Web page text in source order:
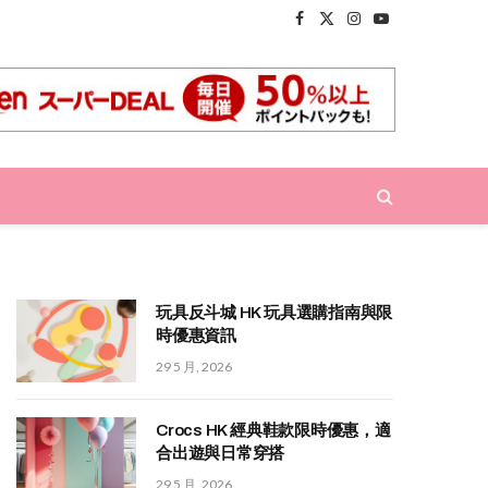
Facebook
X
Instagram
YouTube
玩具反斗城 HK 玩具選購指南與限
時優惠資訊
29 5 月, 2026
Crocs HK 經典鞋款限時優惠，適
合出遊與日常穿搭
29 5 月, 2026